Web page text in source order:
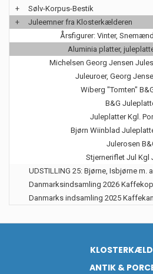
+
Sølv-Korpus-Bestik
+
Juleemner fra Klosterkælderen
Årsfigurer: Vinter,
Aluminia platter,
Michelsen Georg Jensen
Juleuroer, Georg
Wiberg "Tomten"
B&G
Juleplatter Kgl.
Bjørn Wiinblad
Julerosen
Stjerneriflet Jul Kgl
UDSTILLING 25: Bjørne, Isbjørne m.
Danmarksindsamling 2026
Danmarks indsamling 2025
ANTIK &